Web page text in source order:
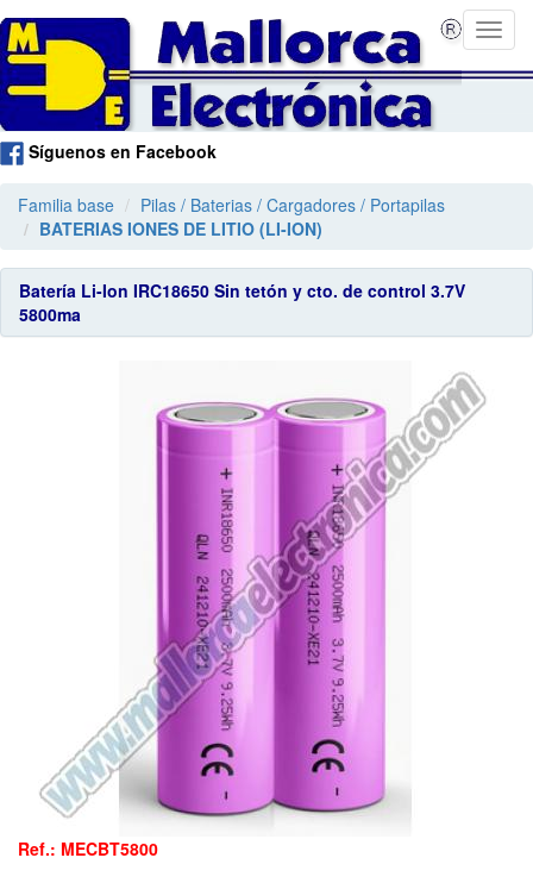
Síguenos en Facebook
Familia base
Pilas / Baterias / Cargadores / Portapilas
BATERIAS IONES DE LITIO (LI-ION)
Batería Li-Ion IRC18650 Sin tetón y cto. de control 3.7V
5800ma
Ref.: MECBT5800